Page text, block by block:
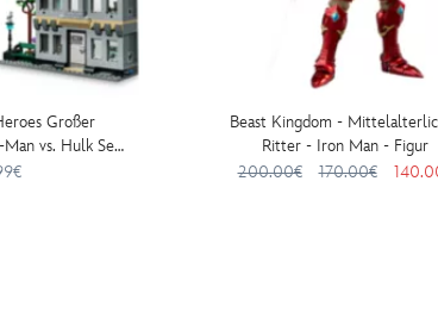
Großer
Man vs. Hulk Set
Beast Kingdom -
Ritter - Iron Man - Figur
200.00€
170.00€